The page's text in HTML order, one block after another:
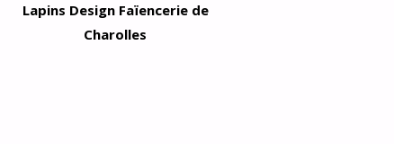
Lapins Design Faïencerie de
Charolles